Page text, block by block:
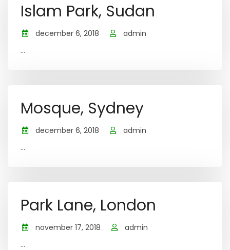
Islam Park, Sudan
december 6, 2018
admin
...
Mosque, Sydney
december 6, 2018
admin
...
Park Lane, London
november 17, 2018
admin
...